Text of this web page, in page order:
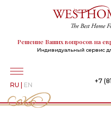
Решение Ваших вопросов на
Индивидуальный сервис
+7
RU | EN